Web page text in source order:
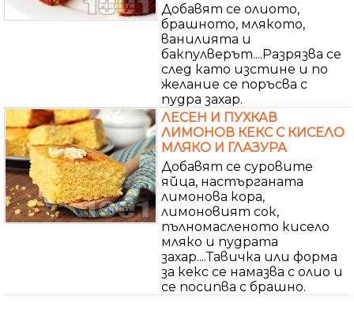
Добавят се олиото,
брашното, млякото,
ванилията и
бакпулверът....Разрязва се
след като изстине и по
желание се поръсва с
пудра захар.
ЛЕСЕН И ПУХКАВ
ЛИМОНОВ КЕКС С КИСЕЛО
МЛЯКО И ГЛАЗУРА
Добавят се суровите
яйца, настърганата
лимонова кора,
лимоновият сок,
пълномасленото кисело
мляко и пудрата
захар....Тавичка или форма
за кекс се намазва с олио и
се посипва с брашно.